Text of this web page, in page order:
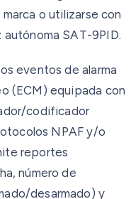
o utilizarse con
SAT-9PID.
eventos de alarma
(ECM) equipada con
codificador
NPAF y/o
reportes
número de
desarmado) y